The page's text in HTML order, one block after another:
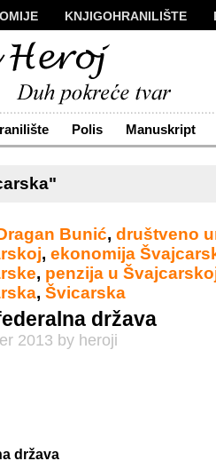
KNJIGOHRANILIŠTE
VIZUALI
ŽIVA REČ KONTAKT
Polis Manuskript
Bunić, društveno
, ekonomija
, penzija u
, Švicarska
država
2013 by heroji
država